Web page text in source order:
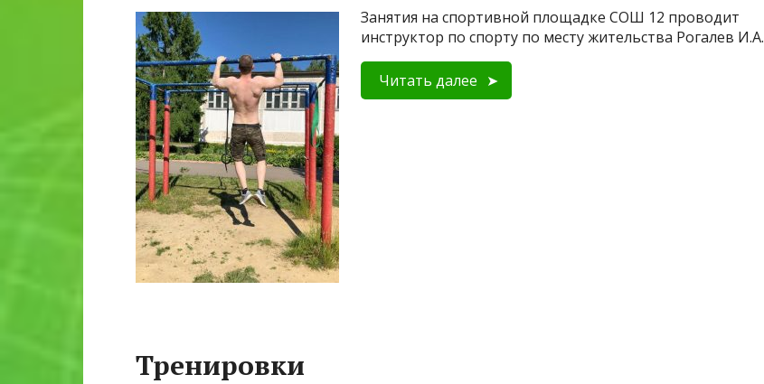
Занятия на спортивной площадке СОШ 12 проводит
инструктор по спорту по месту жительства Рогалев И.А.
Читать далее
Тренировки